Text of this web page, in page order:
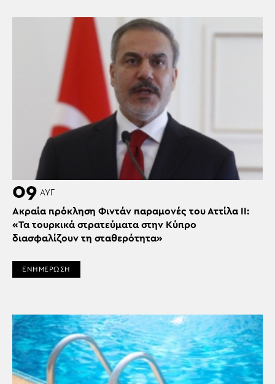
09 ΑΥΓ
Ακραία πρόκληση Φιντάν παραμονές του Αττίλα ΙΙ:
«Τα τουρκικά στρατεύματα στην Κύπρο
διασφαλίζουν τη σταθερότητα»
ΕΝΗΜΕΡΩΣΗ